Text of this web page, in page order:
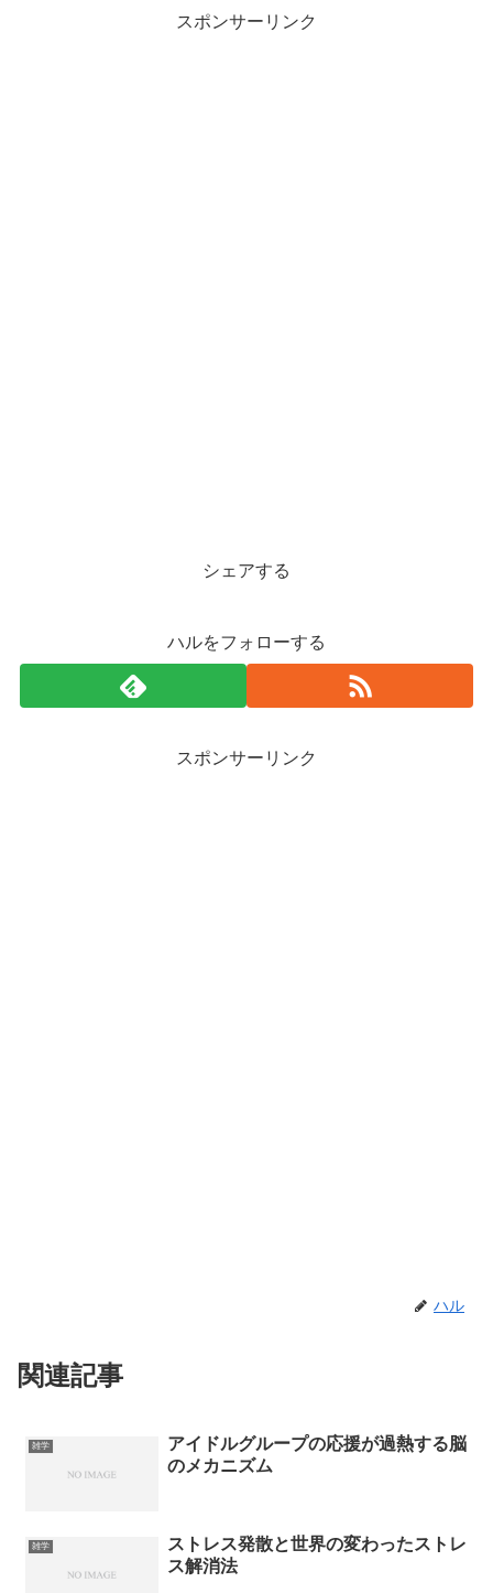
スポンサーリンク
シェアする
ハルをフォローする
スポンサーリンク
ハル
関連記事
雑学
アイドルグループの応援が過熱する脳
のメカニズム
雑学
ストレス発散と世界の変わったストレ
ス解消法